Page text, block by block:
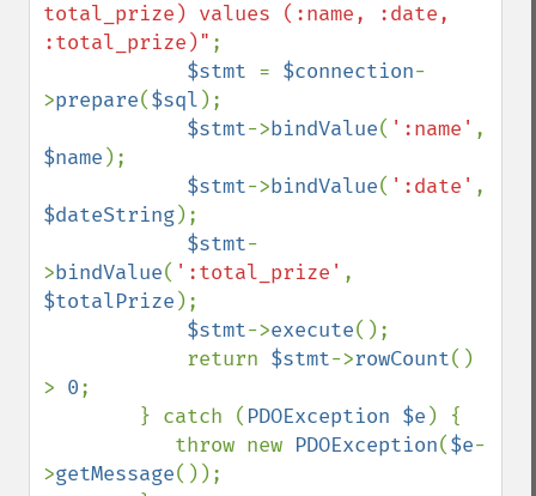
total_prize) values (:name, :date,
:total_prize)" ;
$stmt = $connection-
>prepare($sql );
$stmt->bindValue( ':name'
$name );
$stmt->bindValue( ':date'
$dateString);
$stmt-
>bindValue( ':total_prize'
$totalPrize );
$stmt->execute();
            return
$stmt->rowCount()
> 0;
        } catch (
PDOException $e ) {
           throw new
PDOException($e-
>getMessage());